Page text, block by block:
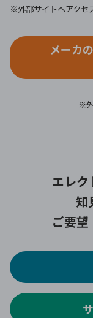
※外部サイトへアクセ
メーカ
※
エレク
知
ご要望